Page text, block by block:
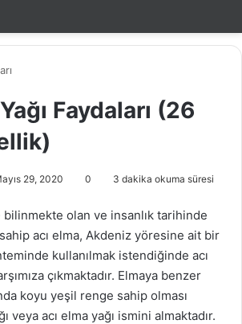
Faydaları (26
29, 2020 0 3 dakika okuma süresi
bilinmekte olan ve insanlık tarihinde
acı elma, Akdeniz yöresine ait bir
kullanılmak istendiğinde acı
çıkmaktadır. Elmaya benzer
koyu yeşil renge sahip olması
veya acı elma yağı ismini almaktadır.